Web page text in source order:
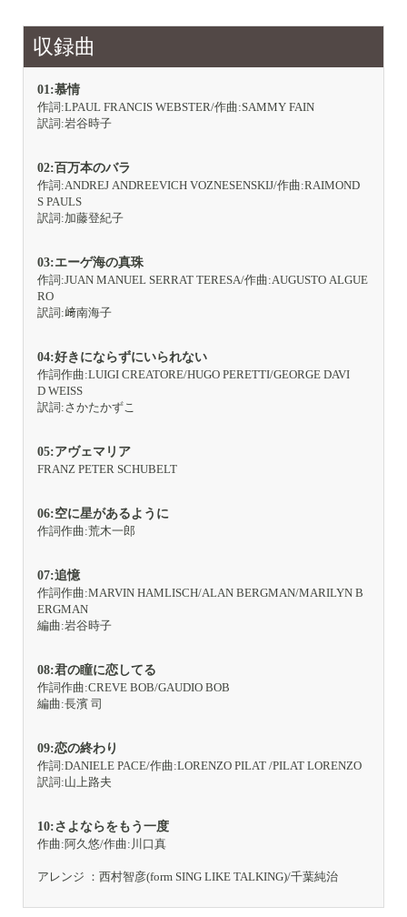
収録曲
01:慕情
作詞:LPAUL FRANCIS WEBSTER/作曲:SAMMY FAIN
訳詞:岩谷時子
02:百万本のバラ
作詞:ANDREJ ANDREEVICH VOZNESENSKIJ/作曲:RAIMOND
S PAULS
訳詞:加藤登紀子
03:エーゲ海の真珠
作詞:JUAN MANUEL SERRAT TERESA/作曲:AUGUSTO ALGUE
RO
訳詞:﨑南海子
04:好きにならずにいられない
作詞作曲:LUIGI CREATORE/HUGO PERETTI/GEORGE DAVI
D WEISS
訳詞:さかたかずこ
05:アヴェマリア
FRANZ PETER SCHUBELT
06:空に星があるように
作詞作曲:荒木一郎
07:追憶
作詞作曲:MARVIN HAMLISCH/ALAN BERGMAN/MARILYN B
ERGMAN
編曲:岩谷時子
08:君の瞳に恋してる
作詞作曲:CREVE BOB/GAUDIO BOB
編曲:長濱 司
09:恋の終わり
作詞:DANIELE PACE/作曲:LORENZO PILAT /PILAT LORENZO
訳詞:山上路夫
10:さよならをもう一度
作曲:阿久悠/作曲:川口真
アレンジ ：西村智彦(form SING LIKE TALKING)/千葉純治